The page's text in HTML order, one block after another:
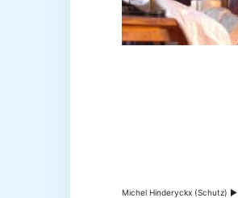
Michel Hinderyckx (Schutz) ▶